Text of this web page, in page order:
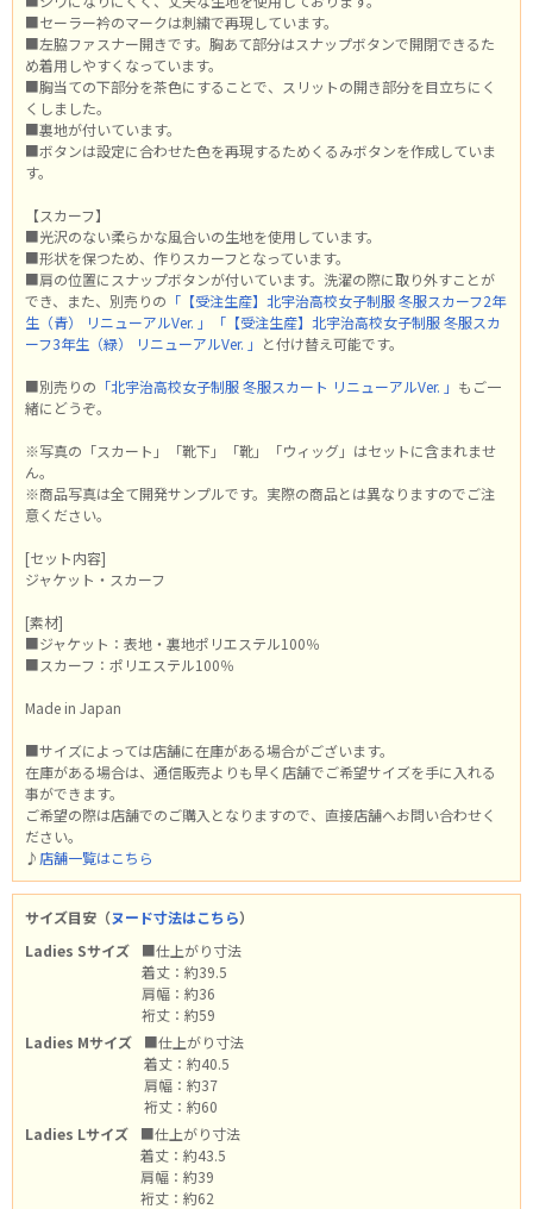
■セーラー衿のマークは刺繍で再現しています。
■左脇ファスナー開きです。胸あて部分はスナップボタンで開閉できるた
め着用しやすくなっています。
■胸当ての下部分を茶色にすることで、スリットの開き部分を目立ちにく
くしました。
■裏地が付いています。
■ボタンは設定に合わせた色を再現するためくるみボタンを作成していま
す。
【スカーフ】
■光沢のない柔らかな風合いの生地を使用しています。
■形状を保つため、作りスカーフとなっています。
■肩の位置にスナップボタンが付いています。洗濯の際に取り外すことが
でき、また、別売りの 「【受注生産】北宇治高校女子制服 冬服スカーフ2年
生（青） リニューアルVer. 」
「【受注生産】北宇治高校女子制服 冬服スカ
ーフ3年生（緑） リニューアルVer. 」 と付け替え可能です。
■別売りの 「北宇治高校女子制服 冬服スカート リニューアルVer. 」 もご一
緒にどうぞ。
※写真の「スカート」「靴下」「靴」「ウィッグ」はセットに含まれませ
ん。
※商品写真は全て開発サンプルです。実際の商品とは異なりますのでご注
意ください。
[セット内容]
ジャケット・スカーフ
[素材]
■ジャケット：表地・裏地ポリエステル100％
■スカーフ：ポリエステル100％
Made in Japan
■サイズによっては店舗に在庫がある場合がございます。
在庫がある場合は、通信販売よりも早く店舗でご希望サイズを手に入れる
事ができます。
ご希望の際は店舗でのご購入となりますので、直接店舗へお問い合わせく
ださい。
♪ 店舗一覧はこちら
サイズ目安（ヌード寸法はこちら）
Ladies Sサイズ
■仕上がり寸法
着丈：約39.5
肩幅：約36
裄丈：約59
Ladies Mサイズ
■仕上がり寸法
着丈：約40.5
肩幅：約37
裄丈：約60
Ladies Lサイズ
■仕上がり寸法
着丈：約43.5
肩幅：約39
裄丈：約62